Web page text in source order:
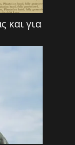
και για